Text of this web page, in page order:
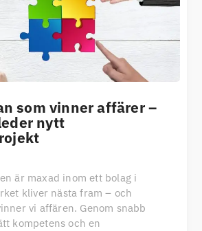
som vinner affärer –
nytt
är maxad inom ett bolag i
kliver nästa fram – och
vi affären. Genom snabb
kompetens och en